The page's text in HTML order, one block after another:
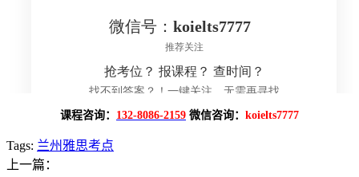
课程咨询： 132-8086-2159 微信咨询： koielts7777
Tags: 兰州雅思考点
上一篇：